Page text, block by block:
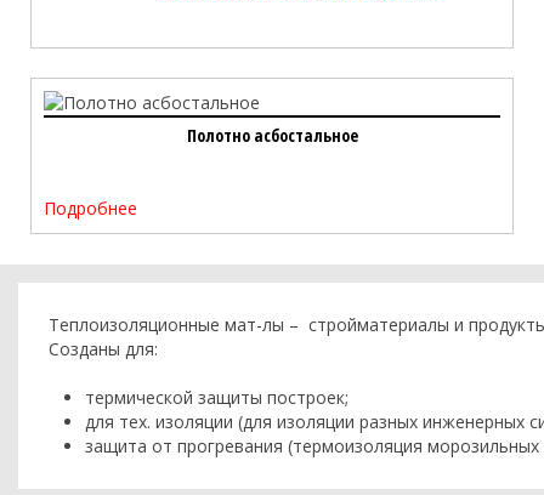
Полотно асбостальное
Подробнее
Теплоизоляционные мат-лы – стройматериалы и
Созданы для:
термической защиты построек;
для тех. изоляции (для изоляции разных инженерных
защита от прогревания (термоизоляция морозильных